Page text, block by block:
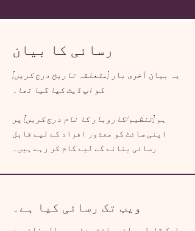
رسائی کا بیان
یہ بیان آخری بار [متعلقہ تاریخ درج کریں]
کو اپ ڈیٹ کیا گیا تھا۔
ہم [تنظیم/کاروبار کا نام درج کریں] پر
اپنی سائٹ کو معذور افراد کے لیے قابل
رسائی بنانے کے لیے کام کر رہے ہیں۔
ویب تک رسائی کیا ہے۔